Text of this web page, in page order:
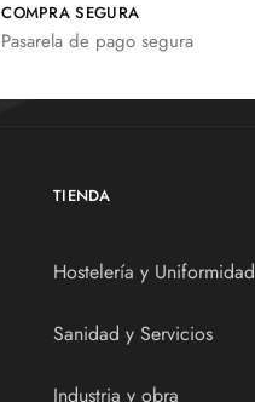
COMPRA SEGURA
Pasarela de pago segura
TIENDA
Hostelería y Uniformidad
Sanidad y Servicios
Industria y obra